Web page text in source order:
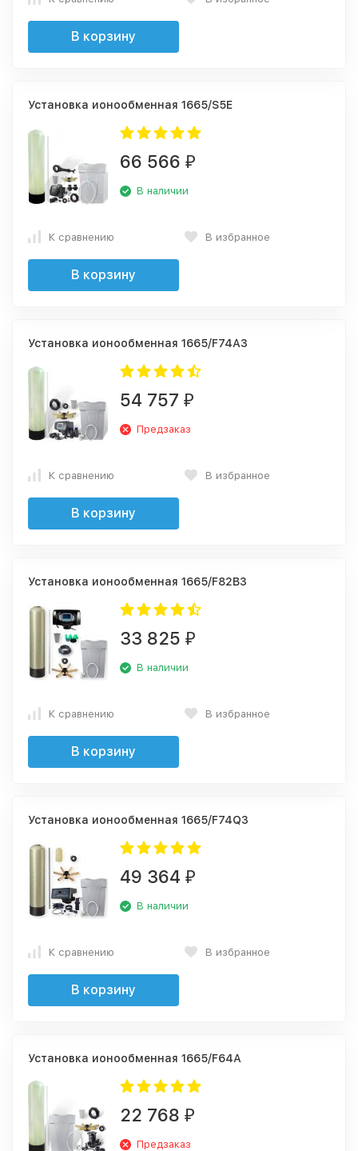
В корзину
Установка ионообменная 1665/S5E
66 566 ₽
В наличии
К сравнению В избранное
В корзину
Установка ионообменная 1665/F74А3
54 757 ₽
Предзаказ
К сравнению В избранное
В корзину
Установка ионообменная 1665/F82B3
33 825 ₽
В наличии
К сравнению В избранное
В корзину
Установка ионообменная 1665/F74Q3
49 364 ₽
В наличии
К сравнению В избранное
В корзину
Установка ионообменная 1665/F64А
22 768 ₽
Предзаказ